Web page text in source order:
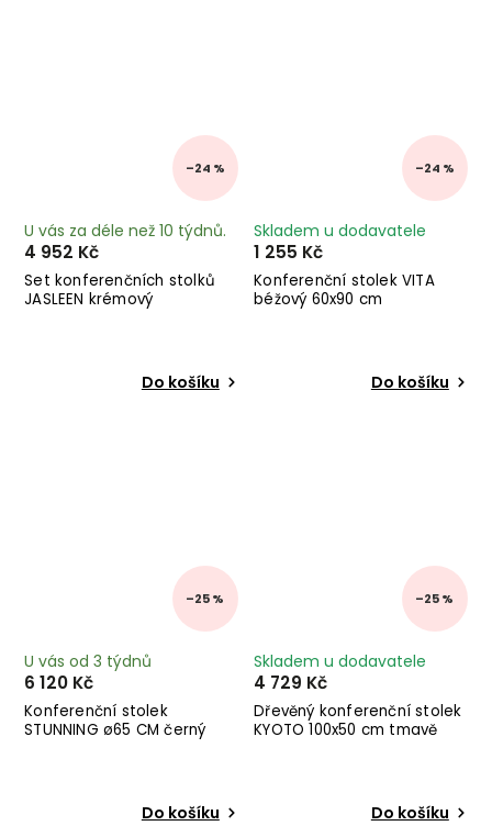
–24 %
Set konferenčních stolků
JASLEEN krémový
U vás za déle než 10 týdnů.
4 952 Kč
Do košíku
–24 %
Konferenční stolek VITA
béžový 60x90 cm
Skladem u dodavatele
1 255 Kč
Do košíku
–25 %
Konferenční stolek
STUNNING ø65 CM černý
U vás od 3 týdnů
6 120 Kč
Do košíku
–25 %
Dřevěný konferenční stolek
KYOTO 100x50 cm tmavě
Skladem u dodavatele
4 729 Kč
Do košíku